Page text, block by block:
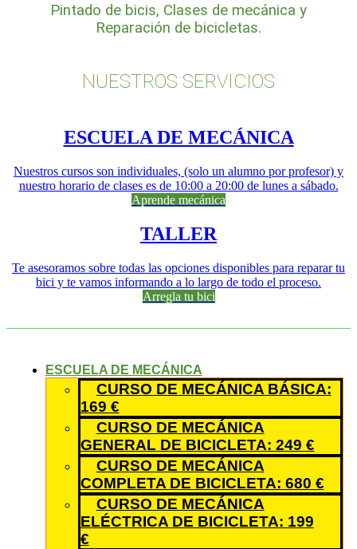
Pintado de bicis, Clases de mecánica y
Reparación de bicicletas.
NUESTROS SERVICIOS
ESCUELA DE MECÁNICA
Nuestros cursos son individuales, (solo un alumno por profesor) y
nuestro horario de clases es de 10:00 a 20:00 de lunes a sábado.
Aprende mecánica
TALLER
Te asesoramos sobre todas las opciones disponibles para reparar tu
bici y te vamos informando a lo largo de todo el proceso.
Arregla tu bici
ESCUELA DE MECÁNICA
CURSO DE MECÁNICA BÁSICA:
169 €
CURSO DE MECÁNICA
GENERAL DE BICICLETA: 249 €
CURSO DE MECÁNICA
COMPLETA DE BICICLETA: 680 €
CURSO DE MECÁNICA
ELÉCTRICA DE BICICLETA: 199
€